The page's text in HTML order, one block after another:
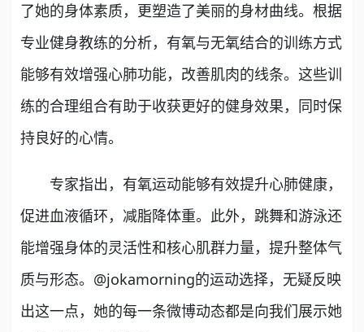
了她的身体素质，更塑造了美丽的身材曲线。根据
专业健身教练的分析，有氧与无氧结合的训练方式
能够有效增强心肺功能，改善肌肉的线条。这些训
练的合理组合有助于收获更好的健身效果，同时保
持良好的心情。
专家指出，有氧运动能够有效提升心肺健康，
促进血液循环，减脂降体重。此外，跳舞和游泳还
能增强身体的灵活性和核心肌群力量，提升整体气
质与形态。@jokamorning的运动选择，无疑反映
出这一点，她的每一条微博动态都是向我们展示她